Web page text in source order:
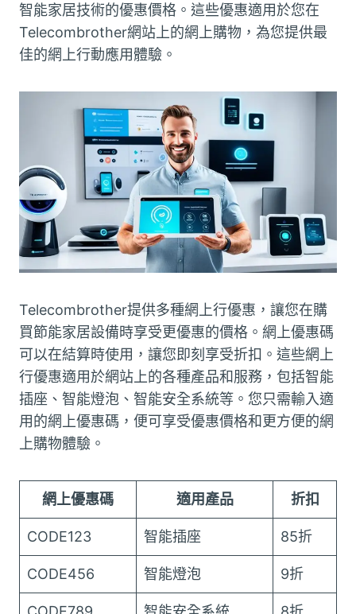
智能家居技術的優惠價格。這些優惠適用於您在
Telecombrother網站上的網上購物，為您提供最
佳的網上行動應用體驗。
Telecombrother提供多種網上行優惠，讓您在購
買節能家居設備時享受更優惠的價格。網上優惠碼
可以在結算時使用，讓您即刻享受折扣。這些網上
行優惠適用於網站上的各種產品和服務，包括智能
插座、智能燈泡、智能安全系統等。您只需輸入適
用的網上優惠碼，便可享受優惠價格和更方便的網
上購物體驗。
網上優惠碼 適用產品 折扣
CODE123 智能插座 85折
CODE456 智能燈泡 9折